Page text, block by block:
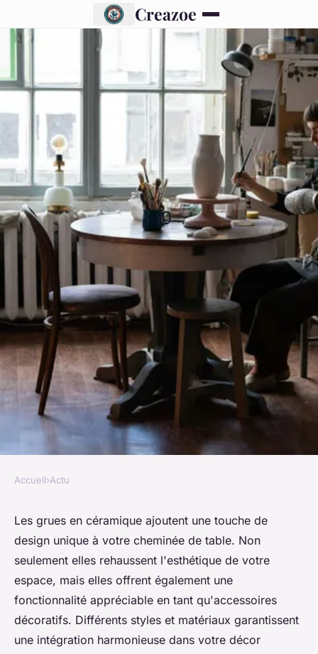
Creazoe
Crane céramique : la touche
design pour votre cheminée de
table
Nathan•25 décembre 2024• 5 min de lecture
Accueil›Actu
Les grues en céramique ajoutent une touche de
design unique à votre cheminée de table. Non
seulement elles rehaussent l'esthétique de votre
espace, mais elles offrent également une
fonctionnalité appréciable en tant qu'accessoires
décoratifs. Différents styles et matériaux garantissent
une intégration harmonieuse dans votre décor